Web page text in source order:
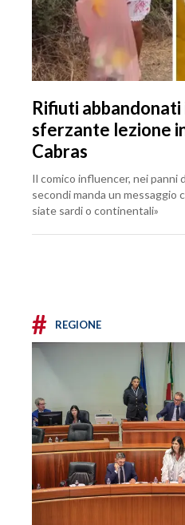
Rifiuti abbandonati
sferzante lezione
Cabras
Il comico influencer, nei panni
secondi manda un messaggio
siate sardi o continentali»
# REGIONE